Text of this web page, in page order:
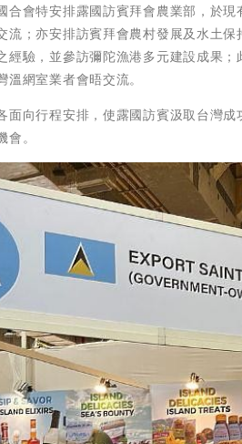
合會特安排露國訪賓拜會農業部，於
流；亦安排訪賓拜會農村發展及水土
經驗，並參訪彌陀漁港多元建設成果
網室業者會晤交流。
面向行程安排，使露國訪賓汲取台灣
。